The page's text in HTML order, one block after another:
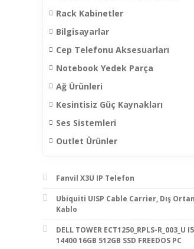
Rack Kabinetler
Bilgisayarlar
Cep Telefonu Aksesuarları
Notebook Yedek Parça
Ağ Ürünleri
Kesintisiz Güç Kaynakları
Ses Sistemleri
Outlet Ürünler
Fanvil X3U IP Telefon
Ubiquiti UISP Cable Carrier, Dış
Kablo
DELL TOWER ECT1250_RPLS-R_003_U
14400 16GB 512GB SSD FREEDOS PC